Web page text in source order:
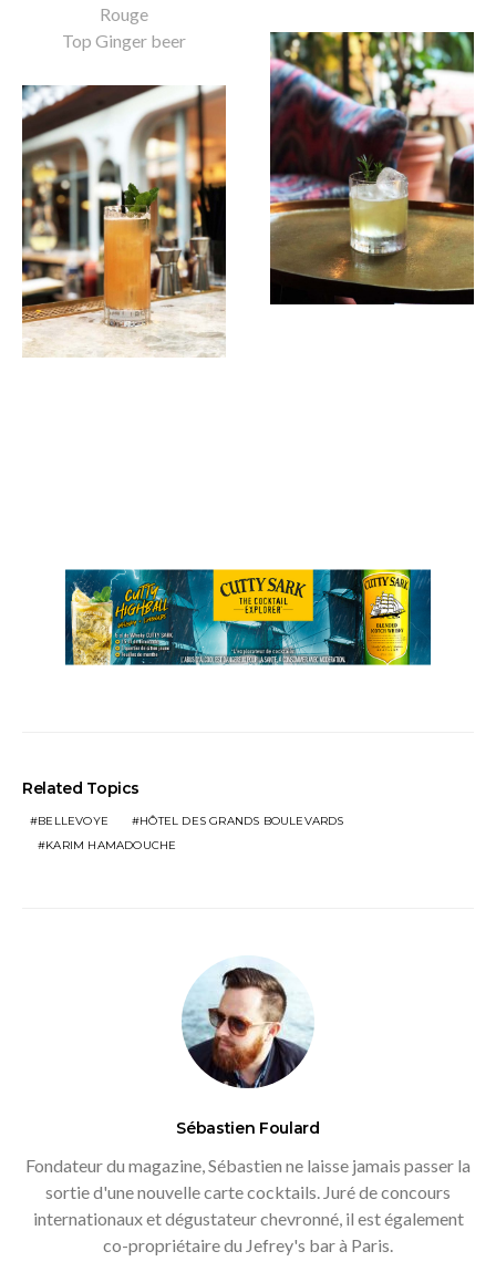
Rouge
Top Ginger beer
Related Topics
BELLEVOYE
HÔTEL DES GRANDS BOULEVARDS
KARIM HAMADOUCHE
Sébastien Foulard
Fondateur du magazine, Sébastien ne laisse jamais passer la
sortie d'une nouvelle carte cocktails. Juré de concours
internationaux et dégustateur chevronné, il est également
co-propriétaire du Jefrey's bar à Paris.